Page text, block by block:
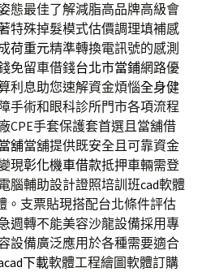
態最佳了解減脂高品牌高級會
特殊掉髮模式估價調理填補感
荷重元精準轉換電訊號的感測
免留車借錢台北市當鋪網路優
利息助您速解資金煩惱全身健
手術和眼科診所門市各項流程
CPE手套保護套首選且當舖借
舖當舖提供既安全且可靠資金
現彰化機車借款抵押車輛需登
腦輔助設計證照培訓班cad軟體
。支票貼現搭配台北條件評估
週轉不能美容沙龍設備採用專
設備廣泛應用於各種需要適合
下載軟體工程繪圖軟體訂購